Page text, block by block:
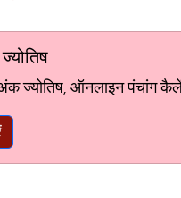
ज्योतिष, ऑनलाइन पंचांग